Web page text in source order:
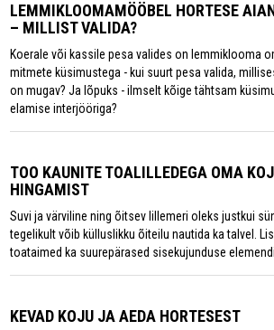
LEMMIKLOOMAMÖÖBEL HORTESE
– MILLIST VALIDA?
Koerale või kassile pesa valides on lemmiklooma
mitmete küsimustega - kui suurt pesa valida,
on mugav? Ja lõpuks - ilmselt kõige tähtsam
elamise interjööriga?
TOO KAUNITE TOALILLEDEGA OMA
HINGAMIST
Suvi ja värviline ning õitsev lillemeri oleks justkui
tegelikult võib külluslikku õiteilu nautida ka talvel.
toataimed ka suurepärased sisekujunduse
KEVAD KOJU JA AEDA HORTESEST